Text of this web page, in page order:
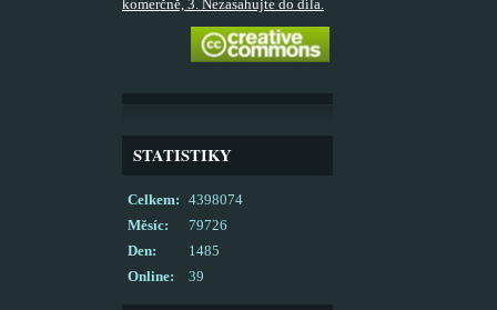
komerčně, 3. Nezasahujte do díla.
STATISTIKY
Online: 39
Celkem:
4398074
Měsíc:
79726
Den:
1485